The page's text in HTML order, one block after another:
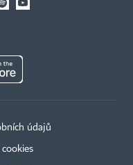
údajů
cookies